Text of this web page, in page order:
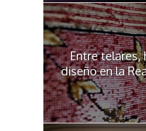
Entre telares,
diseño en la